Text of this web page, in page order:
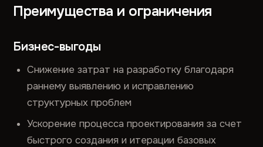
Преимущества и ограничения
Бизнес-выгоды
Снижение затрат на разработку благодаря
раннему выявлению и исправлению
структурных проблем
Ускорение процесса проектирования за счет
быстрого создания и итерации базовых